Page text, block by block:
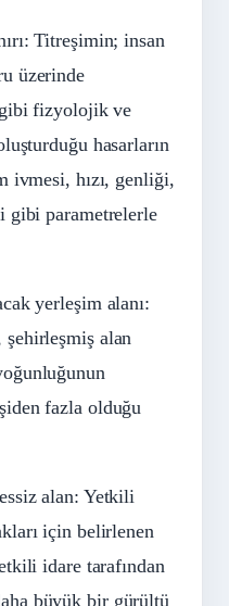
Titreşimin; insan
üzerinde
gibi fizyolojik ve
hasarların
ivmesi, hızı, genliği,
gibi parametrelerle
yerleşim alanı:
alan
fazla olduğu
alan: Yetkili
için belirlenen
idare tarafından
büyük bir gürültü